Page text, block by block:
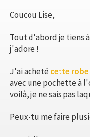
Coucou Lise,
Tout d'abord je tiens
j'adore !
J'ai acheté cette robe
avec une pochette à
voilà, je ne sais pas
Peux-tu me faire